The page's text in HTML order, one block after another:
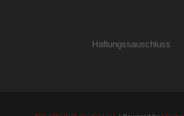
Haftungssauschluss